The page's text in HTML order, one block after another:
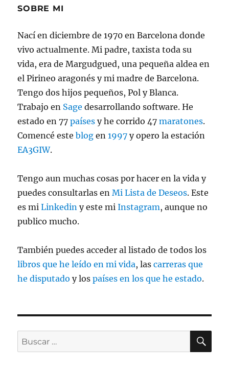
SOBRE MI
Nací en diciembre de 1970 en Barcelona donde
vivo actualmente. Mi padre, taxista toda su
vida, era de Margudgued, una pequeña aldea en
el Pirineo aragonés y mi madre de Barcelona.
Tengo dos hijos pequeños, Pol y Blanca.
Trabajo en Sage desarrollando software. He
estado en 77países y he corrido 47maratones.
Comencé esteblog en1997 y opero la estación
EA3GIW.
Tengo aun muchas cosas por hacer en la vida y
puedes consultarlas enMi Lista de Deseos. Este
es miLinkedin y este miInstagram, aunque no
publico mucho.
También puedes acceder al listado de todos los
libros que he leído en mi vida, lascarreras que
he disputado y lospaíses en los que he estado.
Buscar
por: